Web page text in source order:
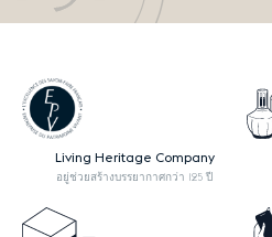
Living Heritage Company
อยู่ช่วยสร้างบรรยากาศกว่า 125 ปี